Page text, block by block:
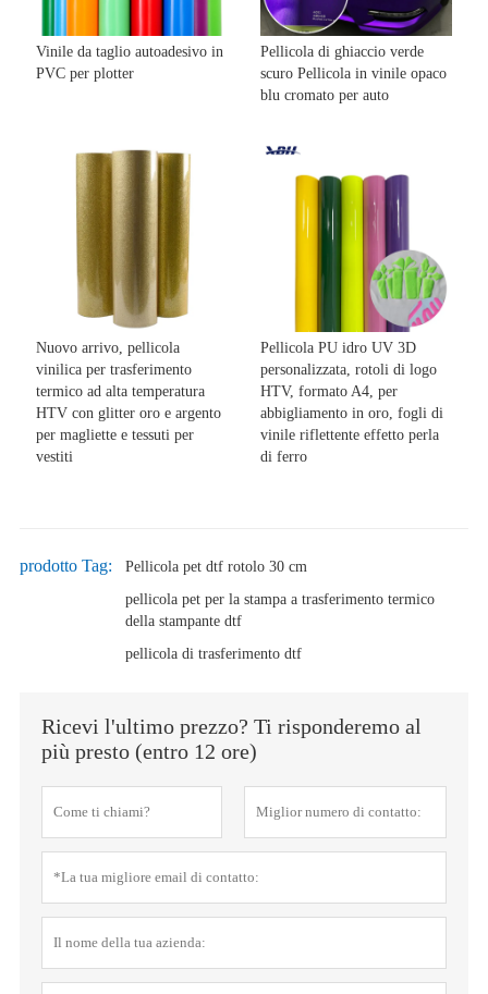
Vinile da taglio autoadesivo in
PVC per plotter
Pellicola di ghiaccio verde
scuro Pellicola in vinile opaco
blu cromato per auto
Nuovo arrivo, pellicola
vinilica per trasferimento
termico ad alta temperatura
HTV con glitter oro e argento
per magliette e tessuti per
vestiti
Pellicola PU idro UV 3D
personalizzata, rotoli di logo
HTV, formato A4, per
abbigliamento in oro, fogli di
vinile riflettente effetto perla
di ferro
prodotto Tag:
Pellicola pet dtf rotolo 30 cm
pellicola pet per la stampa a trasferimento termico
della stampante dtf
pellicola di trasferimento dtf
Ricevi l'ultimo prezzo? Ti risponderemo al
più presto (entro 12 ore)